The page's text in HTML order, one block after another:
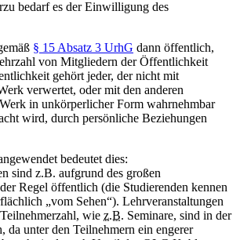
bedarf es der Einwilligung des
§ 15 Absatz 3 UrhG dann öffentlich,
von Mitgliedern der Öffentlichkeit
gehört jeder, der nicht mit
verwertet, oder mit den anderen
in unkörperlicher Form wahrnehmbar
wird, durch persönliche Beziehungen
bedeutet dies:
sind z.B. aufgrund des großen
Regel öffentlich (die Studierenden kennen
„vom Sehen“). Lehrveranstaltungen
wie z.B. Seminare, sind in der
da unter den Teilnehmern ein engerer